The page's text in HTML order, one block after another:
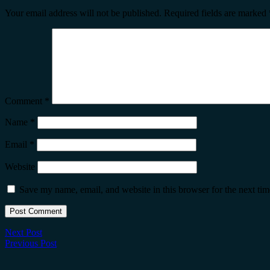
Your email address will not be published. Required fields are marked
Comment *
Name *
Email *
Website
Save my name, email, and website in this browser for the next
Next Post
Previous Post